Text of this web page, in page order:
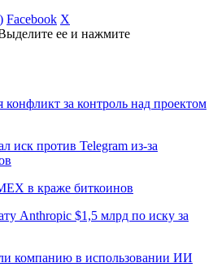
Facebook X
ее и нажмите
конфликт за контроль над проектом
иск против Telegram из-за
в краже биткоинов
Anthropic $1,5 млрд по иску за
компанию в использовании ИИ